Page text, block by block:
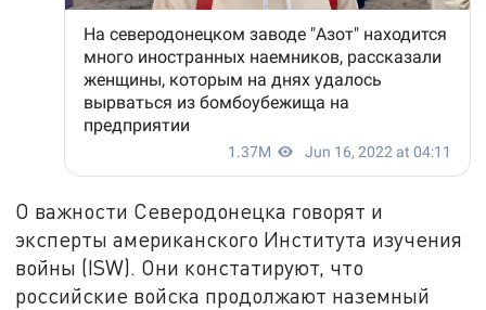
О важности Северодонецка говорят и
эксперты американского Института изучения
войны (ISW). Они констатируют, что
российские войска продолжают наземный